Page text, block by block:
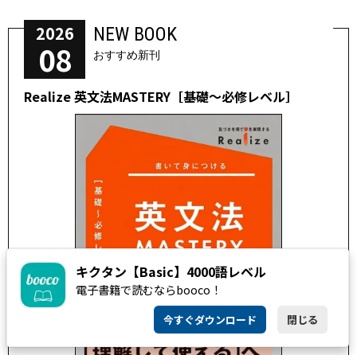
2026
08
NEW BOOK
おすすめ新刊
Realize 英文法MASTERY［基礎～必修レベル］
キクタン【Basic】4000語レベル
電子書籍で読むならbooco！
今すぐダウンロード 閉じる